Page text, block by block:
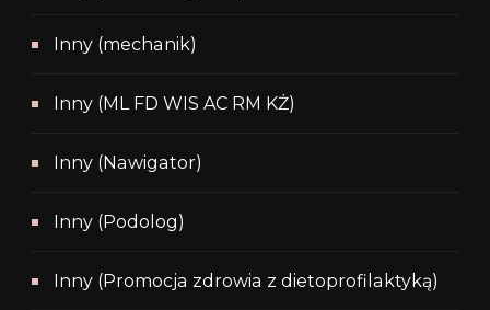
Inny (mechanik)
Inny (ML FD WIS AC RM KŻ)
Inny (Nawigator)
Inny (Podolog)
Inny (Promocja zdrowia z dietoprofilaktyką)